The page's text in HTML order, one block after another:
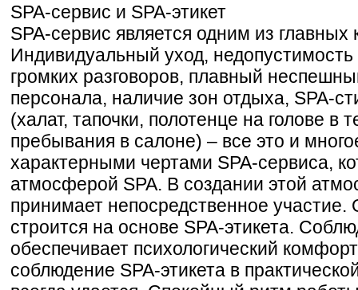
SPA-сервис и SPA-этикет
SPA-сервис является одним из главных
Индивидуальный уход,
громких разговоров, плавный
персонала, наличие зон отдыха, SPA-
(халат, тапочки, полотенце на голове в
пребывания в салоне) – все это и
характерными чертами SPA-сервиса,
атмосферой SPA. В создании этой
принимает непосредственное
строится на основе SPA-этикета.
обеспечивает психологический
соблюдение SPA-этикета в